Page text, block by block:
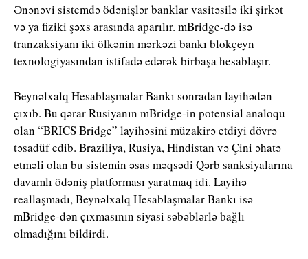
Ənənəvi sistemdə ödənişlər banklar vasitəsilə iki şirkət
və ya fiziki şəxs arasında aparılır. mBridge-də isə
tranzaksiyanı iki ölkənin mərkəzi bankı blokçeyn
texnologiyasından istifadə edərək birbaşa hesablaşır.
Beynəlxalq Hesablaşmalar Bankı sonradan layihədən
çıxıb. Bu qərar Rusiyanın mBridge-in potensial analoqu
olan “BRICS Bridge” layihəsini müzakirə etdiyi dövrə
təsadüf edib. Braziliya, Rusiya, Hindistan və Çini əhatə
etməli olan bu sistemin əsas məqsədi Qərb sanksiyalarına
davamlı ödəniş platforması yaratmaq idi. Layihə
reallaşmadı, Beynəlxalq Hesablaşmalar Bankı isə
mBridge-dən çıxmasının siyasi səbəblərlə bağlı
olmadığını bildirdi.